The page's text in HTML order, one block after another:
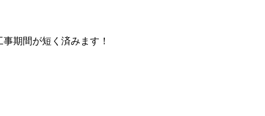
期間が短く済みます！